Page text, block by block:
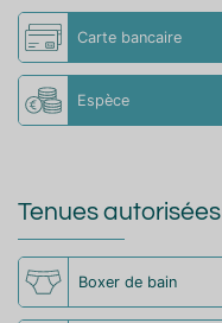
Carte bancaire
Espèce
Tenues autorisées
Boxer de bain